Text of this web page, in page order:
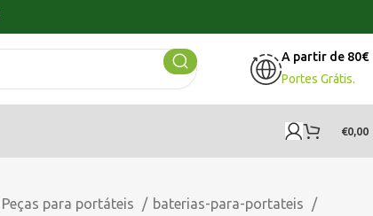
A partir de 80€
Portes Grátis.
€0,00
Peças para portáteis
baterias-para-portateis